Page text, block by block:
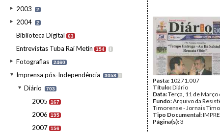
2003 2
2004 2
Biblioteca Digital 63
Entrevistas Tuba Rai Metin 154 I
Fotografias 2460
Imprensa pós-Independência 3058 I
Diário 703
2005 167
2006 195
2007 156
Pasta: 10271.007
Título:Diário
Data:Terça, 11 de Março
Fundo:Arquivo da
Timorense - Jornais
Tipo Documental:
Página(s):3